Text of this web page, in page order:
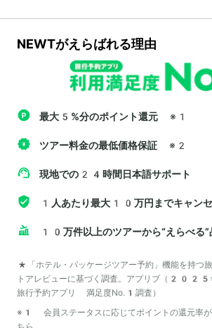
NEWTがえらばれる理由
最大5%分のポイント還元 ※1
ツアー料金の最低価格保証 ※2
現地での24時間日本語サポート
1人あたり最大10万円までキャン
10万件以上のツアーから“えらべる”
*「ホテル・パッケージツアー予約」機能を持つ
トアレビューに基づく調査。アプリブ（
旅行予約アプリ 満足度No.1調査）
※1 会員ステータスに応じてポイントの還元率が